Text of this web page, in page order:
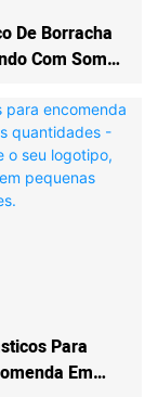
De Borracha
Com Som
Resistência
Química
Para
Em